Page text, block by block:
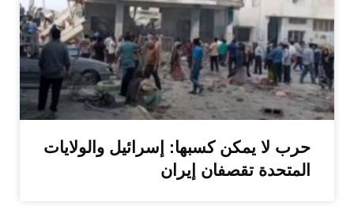
حرب لا يمكن كسبها: إسرائيل والولايات
المتحدة تقصفان إيران